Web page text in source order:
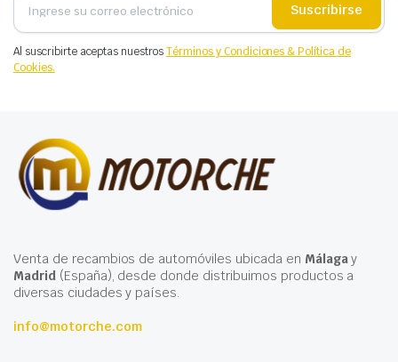
Suscribirse
Al suscribirte aceptas nuestrosTérminos y Condiciones & Política de
Cookies.
Venta de recambios de automóviles ubicada en Málagay
Madrid(España), desde donde distribuimos productos a
diversas ciudades y países.
info@motorche.com